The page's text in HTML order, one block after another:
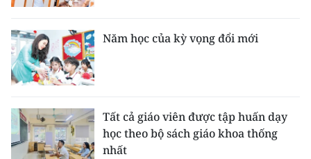
Năm học của kỳ vọng đổi mới
Tất cả giáo viên được tập huấn dạy
học theo bộ sách giáo khoa thống
nhất